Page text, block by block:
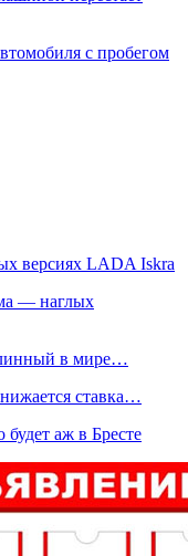
с пробегом
версиях LADA Iskra
— наглых
в мире…
ставка…
аж в Бресте